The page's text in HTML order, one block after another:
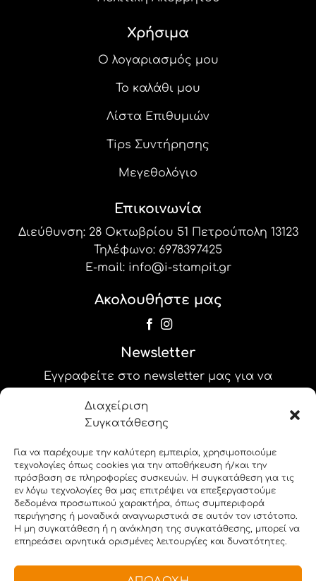
Διαχείριση
Συγκατάθεσης
Για να παρέχουμε την καλύτερη εμπειρία, χρησιμοποιούμε
τεχνολογίες όπως cookies για την αποθήκευση ή/και την
πρόσβαση σε πληροφορίες συσκευών. Η συγκατάθεση για τις
εν λόγω τεχνολογίες θα μας επιτρέψει να επεξεργαστούμε
δεδομένα προσωπικού χαρακτήρα, όπως συμπεριφορά
περιήγησης ή μοναδικά αναγνωριστικά σε αυτόν τον ιστότοπο.
Η μη συγκατάθεση ή η ανάκληση της συγκατάθεσης, μπορεί να
επηρεάσει αρνητικά ορισμένες λειτουργίες και δυνατότητες.
Χρήσιμα
Ο λογαριασμός μου
Το καλάθι μου
Λίστα Επιθυμιών
Tips Συντήρησης
Μεγεθολόγιο
Επικοινωνία
Διεύθυνση: 28 Οκτωβρίου 51 Πετρούπολη 13123
Τηλέφωνο: 6978397425
E-mail: info@i-stampit.gr
Ακολουθήστε μας
Newsletter
Εγγραφείτε στο newsletter μας για να
label_26